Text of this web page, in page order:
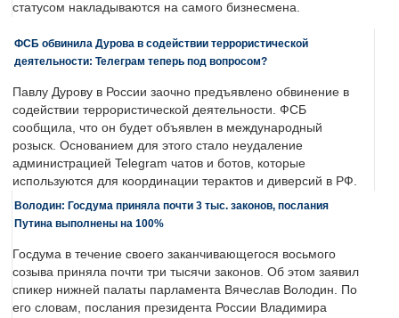
статусом накладываются на самого бизнесмена.
ФСБ обвинила Дурова в содействии террористической
деятельности: Телеграм теперь под вопросом?
Павлу Дурову в России заочно предъявлено обвинение в
содействии террористической деятельности. ФСБ
сообщила, что он будет объявлен в международный
розыск. Основанием для этого стало неудаление
администрацией Telegram чатов и ботов, которые
используются для координации терактов и диверсий в РФ.
Володин: Госдума приняла почти 3 тыс. законов, послания
Путина выполнены на 100%
Госдума в течение своего заканчивающегося восьмого
созыва приняла почти три тысячи законов. Об этом заявил
спикер нижней палаты парламента Вячеслав Володин. По
его словам, послания президента России Владимира